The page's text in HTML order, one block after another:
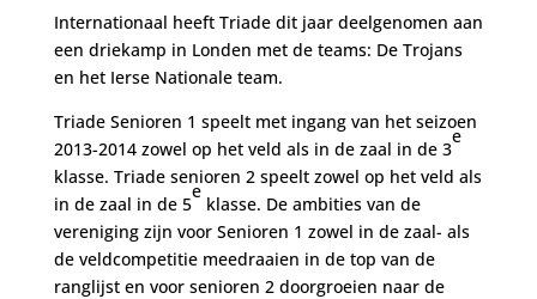
Internationaal heeft Triade dit jaar deelgenomen aan
een driekamp in Londen met de teams: De Trojans
en het Ierse Nationale team.
Triade Senioren 1 speelt met ingang van het seizoen
2013-2014 zowel op het veld als in de zaal in de 3
e
klasse. Triade senioren 2 speelt zowel op het veld als
in de zaal in de 5
e
klasse. De ambities van de
vereniging zijn voor Senioren 1 zowel in de zaal- als
de veldcompetitie meedraaien in de top van de
ranglijst en voor senioren 2 doorgroeien naar de